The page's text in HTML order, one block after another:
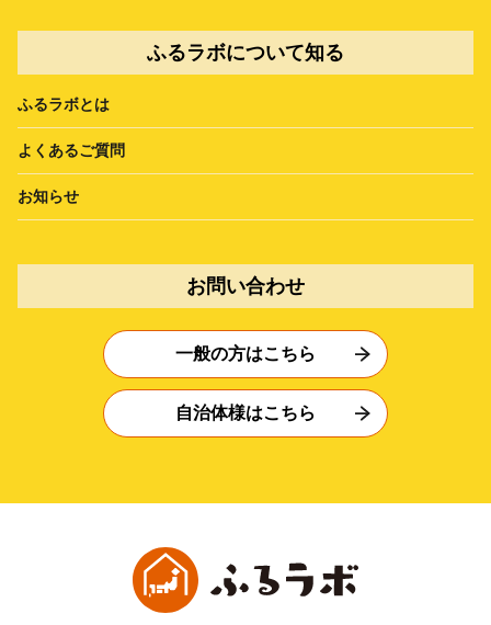
ふるラボについて知る
ふるラボとは
よくあるご質問
お知らせ
お問い合わせ
一般の方はこちら
自治体様はこちら